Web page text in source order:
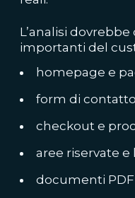
L’analisi
importanti del
homepage e
form di
checkout e
aree riservate e
documenti